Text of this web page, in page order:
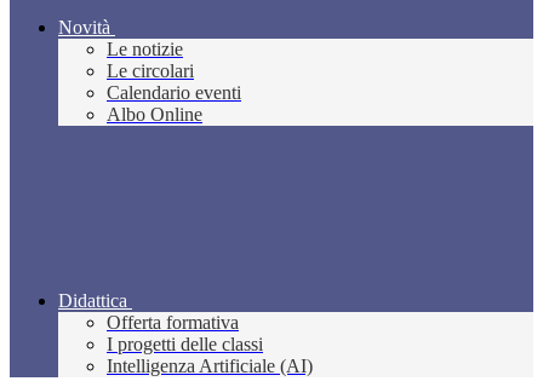
Novità
Le notizie
Le circolari
Calendario eventi
Albo Online
Didattica
Offerta formativa
I progetti delle classi
Intelligenza Artificiale (AI)